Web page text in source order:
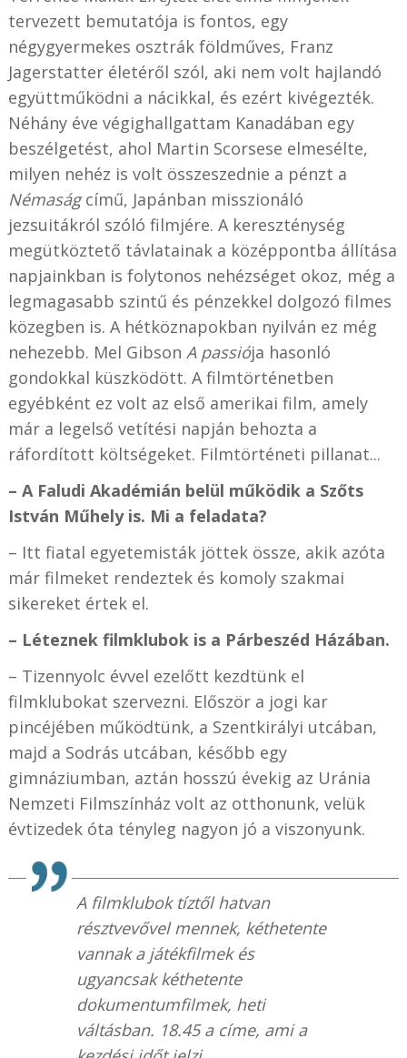
tervezett bemutatója is fontos, egy
négygyermekes osztrák földműves, Franz
Jagerstatter életéről szól, aki nem volt hajlandó
együttműködni a nácikkal, és ezért kivégezték.
Néhány éve végighallgattam Kanadában egy
beszélgetést, ahol Martin Scorsese elmesélte,
milyen nehéz is volt összeszednie a pénzt a
Némaságcímű, Japánban misszionáló
jezsuitákról szóló filmjére. A kereszténység
megütköztető távlatainak a középpontba állítása
napjainkban is folytonos nehézséget okoz, még a
legmagasabb szintű és pénzekkel dolgozó filmes
közegben is. A hétköznapokban nyilván ez még
nehezebb. Mel Gibson A passiója hasonló
gondokkal küszködött. A filmtörténetben
egyébként ez volt az első amerikai film, amely
már a legelső vetítési napján behozta a
ráfordított költségeket. Filmtörténeti pillanat...
– A Faludi Akadémián belül működik a Szőts
István Műhely is. Mi a feladata?
– Itt fiatal egyetemisták jöttek össze, akik azóta
már filmeket rendeztek és komoly szakmai
sikereket értek el.
– Léteznek filmklubok is a Párbeszéd Házában.
– Tizennyolc évvel ezelőtt kezdtünk el
filmklubokat szervezni. Először a jogi kar
pincéjében működtünk, a Szentkirályi utcában,
majd a Sodrás utcában, később egy
gimnáziumban, aztán hosszú évekig az Uránia
Nemzeti Filmszínház volt az otthonunk, velük
évtizedek óta tényleg nagyon jó a viszonyunk.
A filmklubok tíztől hatvan
résztvevővel mennek, kéthetente
vannak a játékfilmek és
ugyancsak kéthetente
dokumentumfilmek, heti
váltásban. 18.45a címe, ami a